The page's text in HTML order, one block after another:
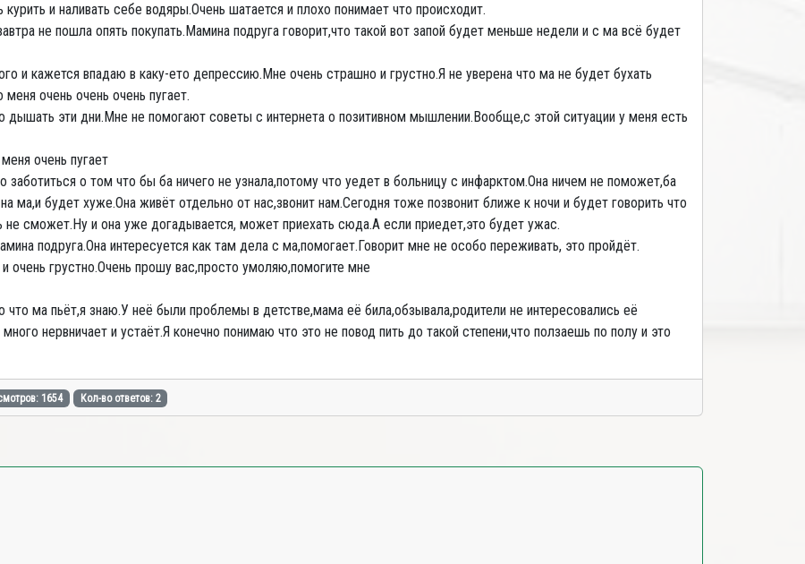
и наливать себе водяры.Очень шатается и плохо понимает что происходит.
не пошла опять покупать.Мамина подруга говорит,что такой вот запой будет меньше недели и с ма всё будет
и кажется впадаю в каку-ето депрессию.Мне очень страшно и грустно.Я не уверена что ма не будет бухать
очень очень очень пугает.
эти дни.Мне не помогают советы с интернета о позитивном мышлении.Вообще,с этой ситуации у меня есть
очень пугает
о том что бы ба ничего не узнала,потому что уедет в больницу с инфарктом.Она ничем не поможет,ба
ма,и будет хуже.Она живёт отдельно от нас,звонит нам.Сегодня тоже позвонит ближе к ночи и будет говорить что
не сможет.Ну и она уже догадывается, может приехать сюда.А если приедет,это будет ужас.
подруга.Она интересуется как там дела с ма,помогает.Говорит мне не особо переживать, это пройдёт.
грустно.Очень прошу вас,просто умоляю,помогите мне
что ма пьёт,я знаю.У неё были проблемы в детстве,мама её била,обзывала,родители не интересовались её
нервничает и устаёт.Я конечно понимаю что это не повод пить до такой степени,что ползаешь по полу и это
1654 Кол-во ответов: 2